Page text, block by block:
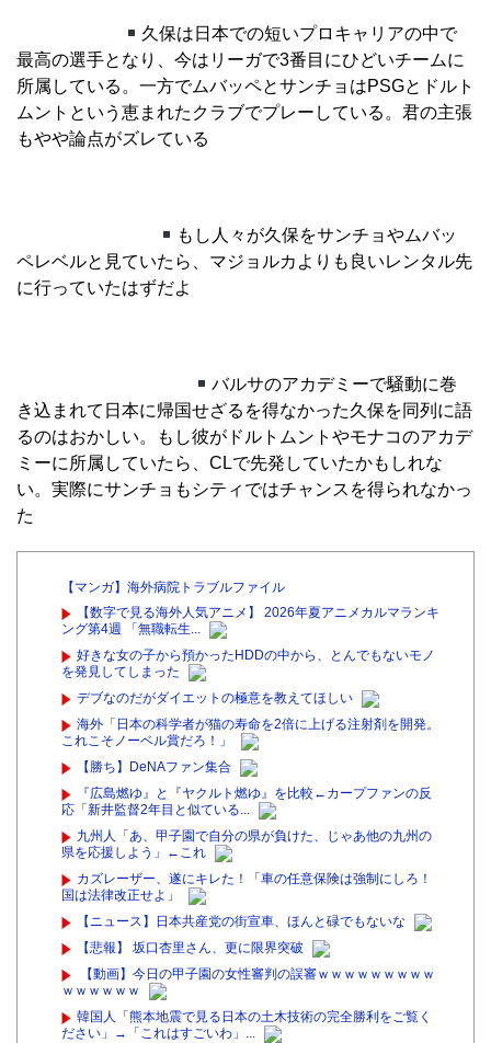
久保は日本での短いプロキャリアの中で
最高の選手となり、今はリーガで3番目にひどいチームに
所属している。一方でムバッペとサンチョはPSGとドルト
ムントという恵まれたクラブでプレーしている。君の主張
もやや論点がズレている
もし人々が久保をサンチョやムバッ
ペレベルと見ていたら、マジョルカよりも良いレンタル先
に行っていたはずだよ
バルサのアカデミーで騒動に巻
き込まれて日本に帰国せざるを得なかった久保を同列に語
るのはおかしい。もし彼がドルトムントやモナコのアカデ
ミーに所属していたら、CLで先発していたかもしれな
い。実際にサンチョもシティではチャンスを得られなかっ
た
【マンガ】海外病院トラブルファイル
【数字で見る海外人気アニメ】 2026年夏アニメカルマランキ
ング第4週 「無職転生...
好きな女の子から預かったHDDの中から、とんでもないモノ
を発見してしまった
デブなのだがダイエットの極意を教えてほしい
海外「日本の科学者が猫の寿命を2倍に上げる注射剤を開発。
これこそノーベル賞だろ！」
【勝ち】DeNAファン集合
『広島燃ゆ』と『ヤクルト燃ゆ』を比較←カープファンの反
応「新井監督2年目と似ている...
九州人「あ、甲子園で自分の県が負けた、じゃあ他の九州の
県を応援しよう」←これ
カズレーザー、遂にキレた！「車の任意保険は強制にしろ！
国は法律改正せよ」
【ニュース】日本共産党の街宣車、ほんと碌でもないな
【悲報】 坂口杏里さん、更に限界突破
【動画】今日の甲子園の女性審判の誤審ｗｗｗｗｗｗｗｗｗ
ｗｗｗｗｗｗ
韓国人「熊本地震で見る日本の土木技術の完全勝利をご覧く
ださい」→「これはすごいわ」...